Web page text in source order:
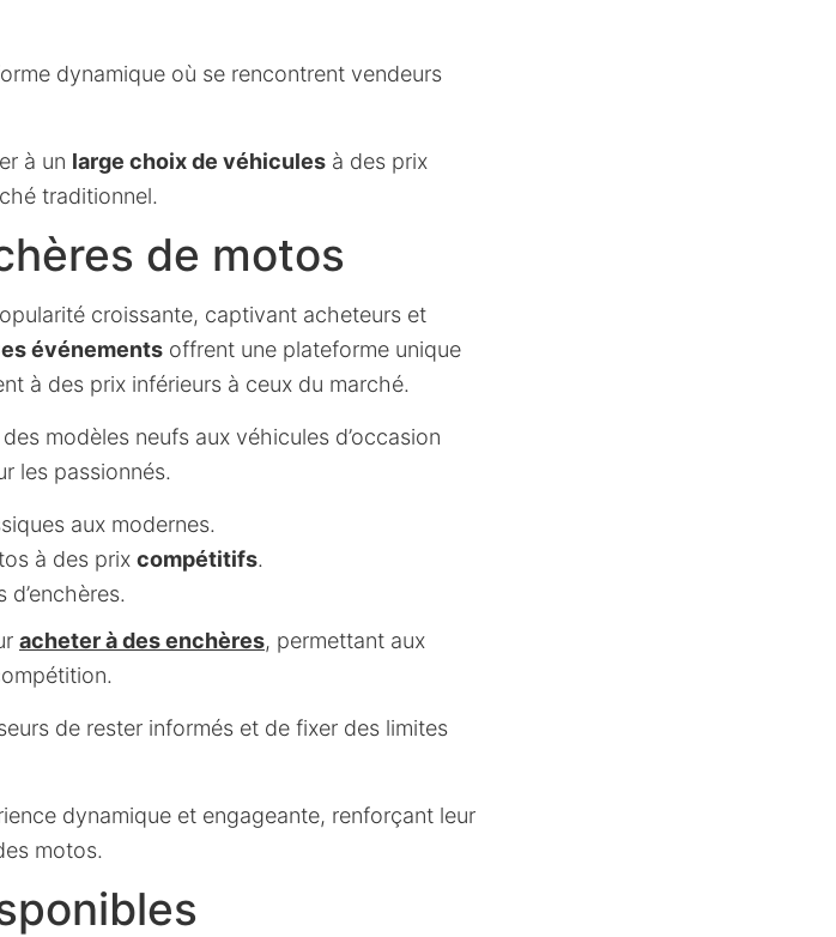
dynamique où se rencontrent vendeurs
à un large choix de véhicules à des prix
traditionnel.
de motos
croissante, captivant acheteurs et
événements offrent une plateforme unique
à des prix inférieurs à ceux du marché.
modèles neufs aux véhicules d’occasion
les passionnés.
aux modernes.
à des prix compétitifs.
d’enchères.
acheter à des enchères, permettant aux
de rester informés et de fixer des limites
dynamique et engageante, renforçant leur
motos.